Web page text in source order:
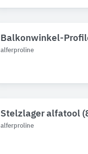
Balkonwinkel-
alferproline
Stelzlager alfatool
alferproline